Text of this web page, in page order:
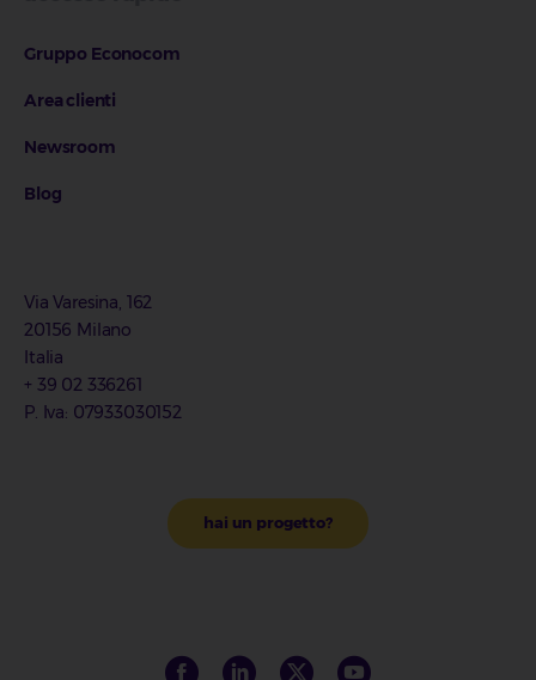
Gruppo Econocom
Area clienti
Newsroom
Blog
Via Varesina, 162
20156 Milano
Italia
+ 39 02 336261
P. Iva: 07933030152
hai un progetto?